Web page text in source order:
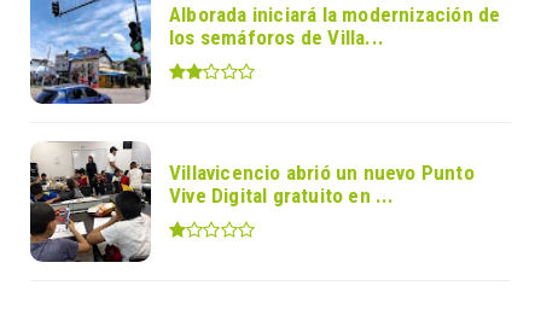
Alborada iniciará la modernización de
los semáforos de Villa...
Villavicencio abrió un nuevo Punto
Vive Digital gratuito en ...